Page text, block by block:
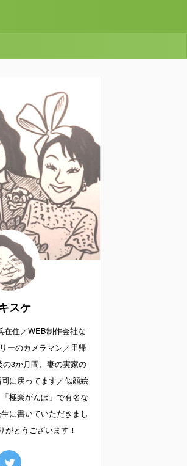
スケ
在住／WEB制作会社な
ーのカメラマン／里帰
の3か月間、妻の実家の
に戻ってます／似顔絵
極楽がんぼ」で有名な
に書いていただきまし
がとうございます！